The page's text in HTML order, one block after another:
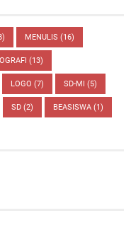
MENULIS (16)
(13)
LOGO (7) SD-MI (5)
SD (2) BEASISWA (1)